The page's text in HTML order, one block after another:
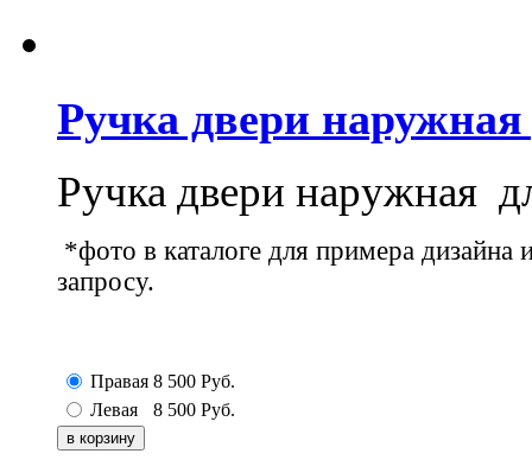
Ручка двери
Ручка двери наружная
*фото в каталоге для примера
запросу.
Правая 8 500 Руб.
Левая
8 500 Руб.